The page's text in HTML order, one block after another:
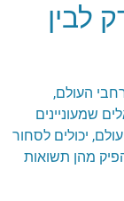
לבין
העולם,
שמעוניינים
יכולים לסחור
מהן תשואות